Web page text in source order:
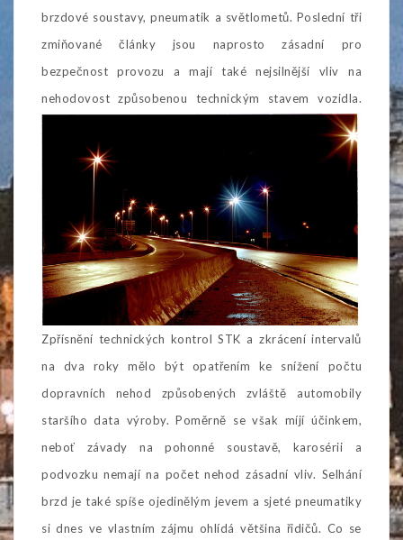
brzdové soustavy, pneumatik a světlometů. Poslední tři
zmiňované články jsou naprosto zásadní pro
bezpečnost provozu a mají také nejsilnější vliv na
nehodovost způsobenou technickým stavem vozidla.
Zpřísnění technických kontrol STK a zkrácení intervalů
na dva roky mělo být opatřením ke snížení počtu
dopravních nehod způsobených zvláště automobily
staršího data výroby. Poměrně se však míjí účinkem,
neboť závady na pohonné soustavě, karosérii a
podvozku nemají na počet nehod zásadní vliv. Selhání
brzd je také spíše ojedinělým jevem a sjeté pneumatiky
si dnes ve vlastním zájmu ohlídá většina řidičů. Co se